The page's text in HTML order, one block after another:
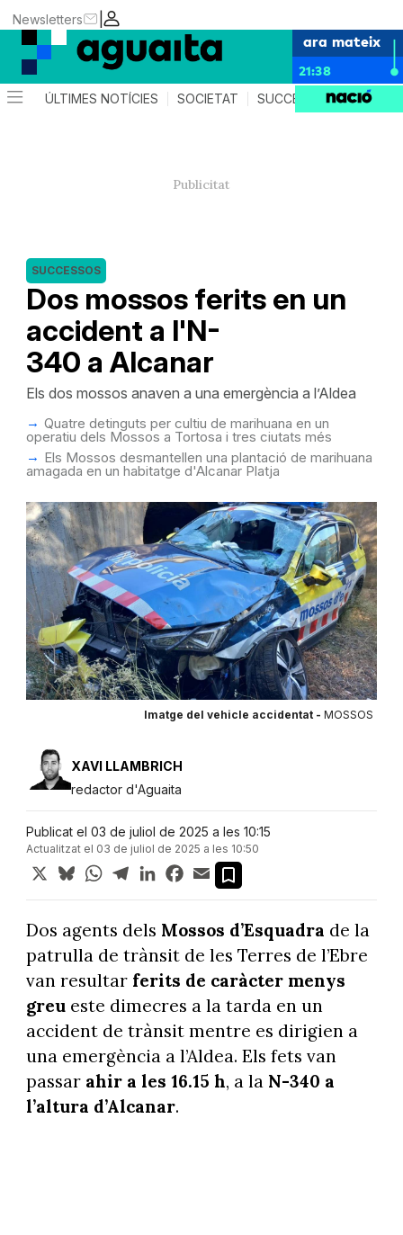
|
Newsletters
ara mateix
21:38
ÚLTIMES NOTÍCIES SOCIETAT SUCCESSOS AGENDA
Dos mossos ferits en un
accident a l'N-
340 a Alcanar
SUCCESSOS
Els dos mossos anaven a una emergència a l’Aldea
Quatre detinguts per cultiu de marihuana en un
operatiu dels Mossos a Tortosa i tres ciutats més
Els Mossos desmantellen una plantació de marihuana
amagada en un habitatge d'Alcanar Platja
Imatge del vehicle accidentat - MOSSOS
XAVI LLAMBRICH
redactor d'Aguaita
Publicat el 03 de juliol de 2025 a les 10:15
Actualitzat el 03 de juliol de 2025 a les 10:50
X BlueskyWhatsApp
TelegramLinkedInFacebook
Email
Dos agents dels Mossos d’Esquadra de la
patrulla de trànsit de les Terres de l’Ebre
van resultar ferits de caràcter menys
greueste dimecres a la tarda en un
accident de trànsit mentre es dirigien a
una emergència a l’Aldea. Els fets van
passar ahir a les 16.15 h, a la N-340 a
l’altura d’Alcanar.